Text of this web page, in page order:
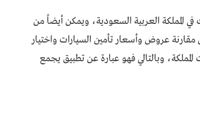
المملكة العربية السعودية، ويمكن أيضاً من
عروض وأسعار تأمين السيارات واختيار
كافة محافظات المملكة، وبالتالي فهو عبارة عن تطبيق يجمع